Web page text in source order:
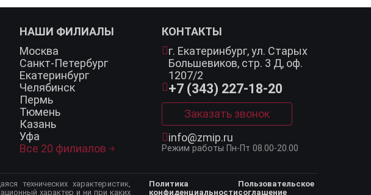
НАШИ ФИЛИАЛЫ
Москва
Санкт-Петербург
Екатеринбург
Челябинск
Пермь
Тюмень
Казань
Уфа
Все 20 филиалов
КОНТАКТЫ
г. Екатеринбург,ул. Старых
Большевиков, стр. 3 Д, оф.
1207/2
+7 (343) 227-18-20
Заказать звонок
info@zmip.ru
Режим работы Пн-Пт 08.00-20.00
технических характеристик,
характер и ни при каких
Политика
конфиденциальности
Пользовательское
соглашение